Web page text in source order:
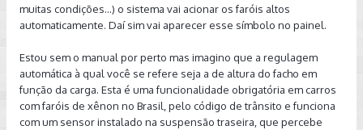
muitas condições...) o sistema vai acionar os faróis altos
automaticamente. Daí sim vai aparecer esse símbolo no painel.
Estou sem o manual por perto mas imagino que a regulagem
automática à qual você se refere seja a de altura do facho em
função da carga. Esta é uma funcionalidade obrigatória em carros
com faróis de xênon no Brasil, pelo código de trânsito e funciona
com um sensor instalado na suspensão traseira, que percebe